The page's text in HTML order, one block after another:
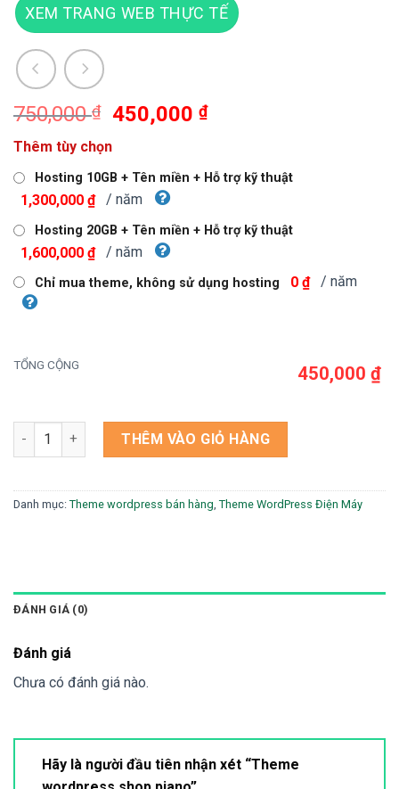
XEM TRANG WEB THỰC TẾ
750,000₫
Giá
là:
750,000 ₫.
450,000₫Giá
là:
Thêm tùy chọn
Hosting 10GB + Tên miền + Hỗ trợ kỹ thuật
1,300,000 ₫ / năm
Hosting 20GB + Tên miền + Hỗ trợ kỹ thuật
1,600,000 ₫ / năm
Chỉ mua theme, không sử dụng hosting 0 ₫ / năm
TỔNG CỘNG 450,000 ₫
Theme wordpress shop piano số lượng
THÊM VÀO GIỎ HÀNG
Danh mục: Theme wordpress bán hàng Theme WordPress Điện Máy
ĐÁNH GIÁ (0)
Đánh giá
Chưa có đánh giá nào.
Hãy là người đầu tiên nhận xét “Theme